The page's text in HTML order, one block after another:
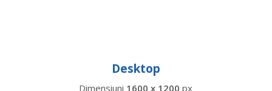
Desktop
Dimensiuni 1600 x 1200 px